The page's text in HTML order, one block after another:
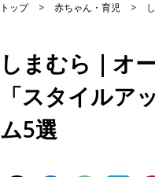
トップ 赤ちゃん・育児
しまむら｜オ
「スタイルア
ム5選